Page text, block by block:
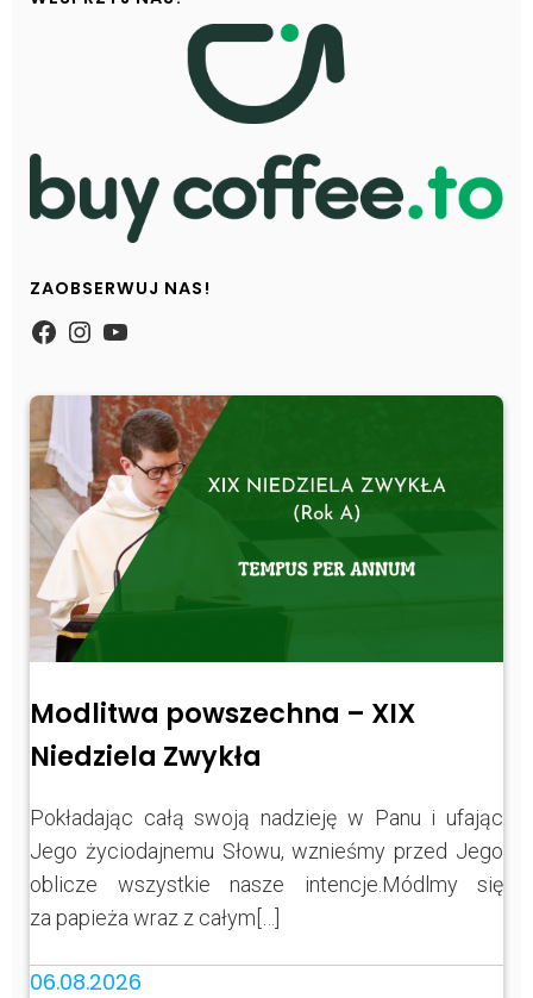
ZAOBSERWUJ NAS!
https://www.facebook.com/
Instagram
YouTube
Modlitwa powszechna – XIX
Niedziela Zwykła
Pokładając całą swoją nadzieję w Panu i ufając
Jego życiodajnemu Słowu, wznieśmy przed Jego
oblicze wszystkie nasze intencje.Módlmy się
za papieża wraz z całym[…]
06.08.2026